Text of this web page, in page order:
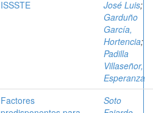
ISSSTE
José Luis;
Garduño
García,
Hortencia;
Padilla
Villaseñor,
Esperanza
Factores
Soto